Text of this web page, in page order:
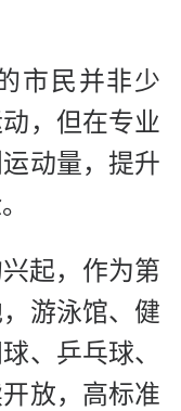
市民并非少
，但在专业
动量，提升
起，作为第
游泳馆、健
、乒乓球、
放，高标准